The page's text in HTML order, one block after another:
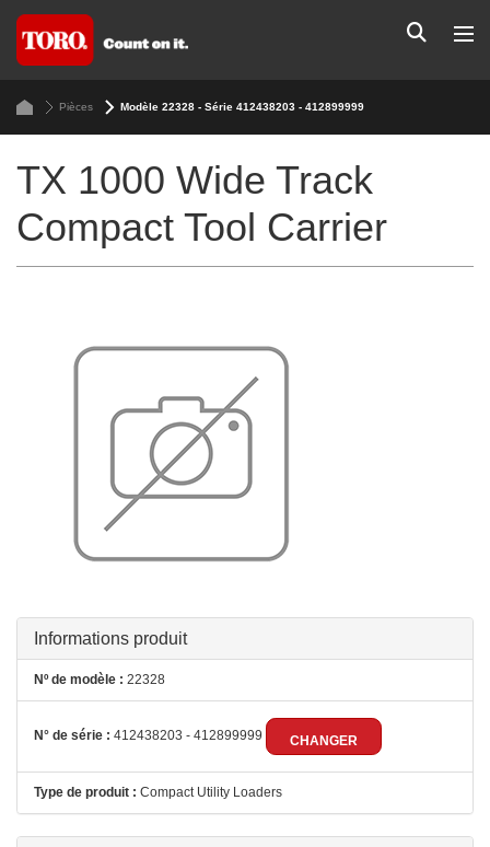
Pièces Modèle 22328 - Série 412438203 - 412899999
TX 1000 Wide Track
Compact Tool Carrier
Informations produit
Nº de modèle : 22328
N° de série : 412438203 - 412899999 CHANGER
Type de produit : Compact Utility Loaders